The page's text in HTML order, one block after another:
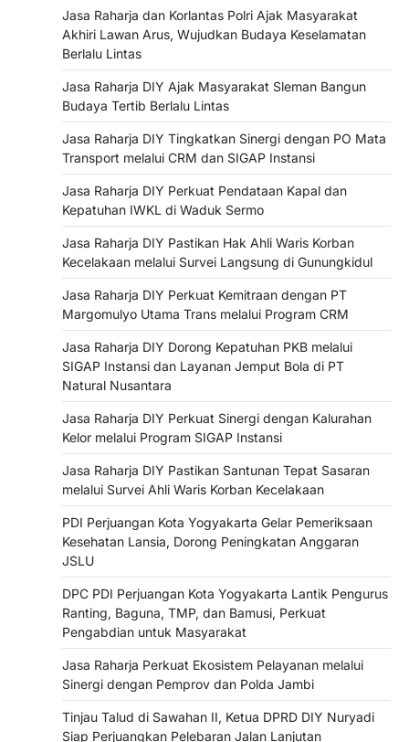
Jasa Raharja dan Korlantas Polri Ajak Masyarakat
Akhiri Lawan Arus, Wujudkan Budaya Keselamatan
Berlalu Lintas
Jasa Raharja DIY Ajak Masyarakat Sleman Bangun
Budaya Tertib Berlalu Lintas
Jasa Raharja DIY Tingkatkan Sinergi dengan PO Mata
Transport melalui CRM dan SIGAP Instansi
Jasa Raharja DIY Perkuat Pendataan Kapal dan
Kepatuhan IWKL di Waduk Sermo
Jasa Raharja DIY Pastikan Hak Ahli Waris Korban
Kecelakaan melalui Survei Langsung di Gunungkidul
Jasa Raharja DIY Perkuat Kemitraan dengan PT
Margomulyo Utama Trans melalui Program CRM
Jasa Raharja DIY Dorong Kepatuhan PKB melalui
SIGAP Instansi dan Layanan Jemput Bola di PT
Natural Nusantara
Jasa Raharja DIY Perkuat Sinergi dengan Kalurahan
Kelor melalui Program SIGAP Instansi
Jasa Raharja DIY Pastikan Santunan Tepat Sasaran
melalui Survei Ahli Waris Korban Kecelakaan
PDI Perjuangan Kota Yogyakarta Gelar Pemeriksaan
Kesehatan Lansia, Dorong Peningkatan Anggaran
JSLU
DPC PDI Perjuangan Kota Yogyakarta Lantik Pengurus
Ranting, Baguna, TMP, dan Bamusi, Perkuat
Pengabdian untuk Masyarakat
Jasa Raharja Perkuat Ekosistem Pelayanan melalui
Sinergi dengan Pemprov dan Polda Jambi
Tinjau Talud di Sawahan II, Ketua DPRD DIY Nuryadi
Siap Perjuangkan Pelebaran Jalan Lanjutan